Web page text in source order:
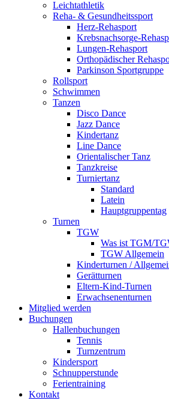
Leichtathletik
Reha- & Gesundheitssport
Herz-Rehasport
Krebsnachsorge-
Lungen-Rehasport
Orthopädischer
Parkinson Sportgruppe
Rollsport
Schwimmen
Tanzen
Disco Dance
Jazz Dance
Kindertanz
Line Dance
Orientalischer Tanz
Tanzkreise
Turniertanz
Standard
Latein
Hauptgruppentag
Turnen
TGW
Was ist TGM/
TGW Allgemein
Kinderturnen /
Gerätturnen
Eltern-Kind-Turnen
Erwachsenenturnen
Mitglied werden
Buchungen
Hallenbuchungen
Tennis
Turnzentrum
Kindersport
Schnupperstunde
Ferientraining
Kontakt